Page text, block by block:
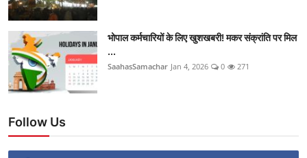
भोपाल कर्मचारियों के लिए खुशखबरी! मकर संक्रांति पर मिल
...
SaahasSamachar Jan 4, 2026 0 271
Follow Us